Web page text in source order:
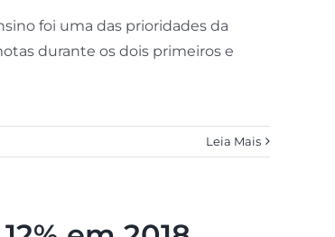
foi uma das prioridades da
durante os dois primeiros e
Leia Mais